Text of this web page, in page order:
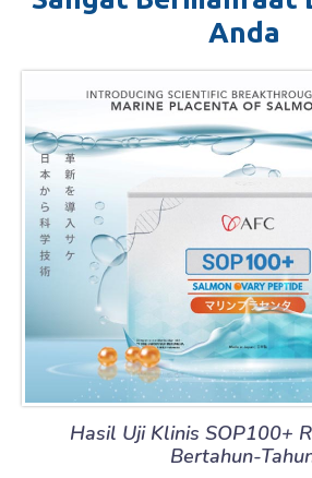
Anda
Hasil Uji Klinis SOP100+
Bertahun-